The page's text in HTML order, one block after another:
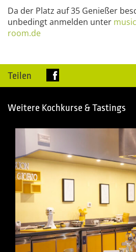
Da der Platz auf 35 Genießer
unbedingt anmelden unter
room.de
Teilen
Weitere Kochkurse & Tastings